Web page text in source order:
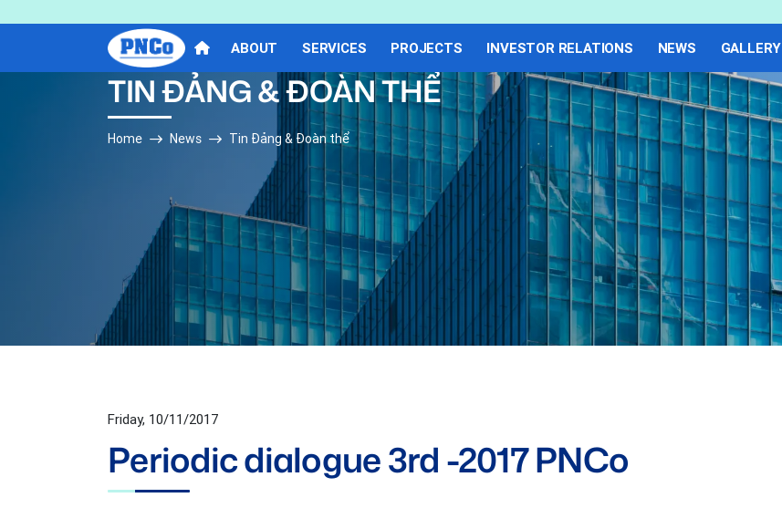
ABOUT SERVICES PROJECTS INVESTOR RELATIONS NEWS GALLERY
TIN ĐẢNG & ĐOÀN THỂ
Home News Tin Đảng & Đoàn thể
Friday, 10/11/2017
Periodic dialogue 3rd -2017 PNCo